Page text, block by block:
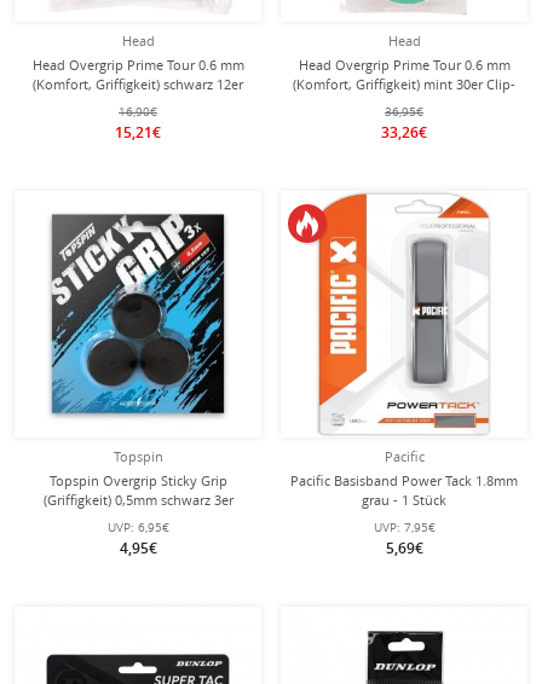
Head
Head Overgrip Prime Tour 0.6 mm
(Komfort, Griffigkeit) schwarz 12er
Clip-Beutel
16,90€
15,21€
Head
Head Overgrip Prime Tour 0.6 mm
(Komfort, Griffigkeit) mint 30er Clip-
Beutel
36,95€
33,26€
Topspin
Topspin Overgrip Sticky Grip
(Griffigkeit) 0,5mm schwarz 3er
UVP: 6,95€
4,95€
Pacific
Pacific Basisband Power Tack 1.8mm
grau - 1 Stück
UVP: 7,95€
5,69€